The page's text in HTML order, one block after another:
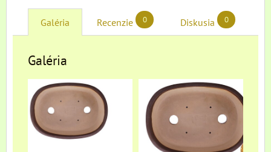
Galéria Recenzie 0 Diskusia 0
Galéria